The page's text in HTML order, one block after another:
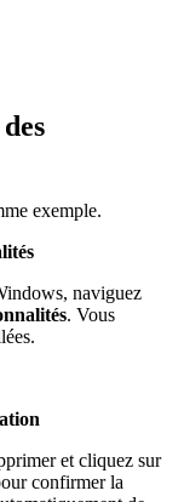
exemple.
naviguez
. Vous
et cliquez sur
confirmer la